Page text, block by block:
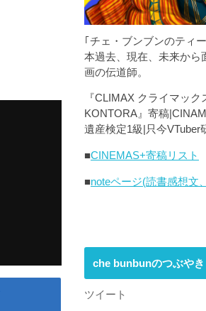
｢チェ・ブンブンのティ
本過去、現在、未来から
画の伝道師。
『CLIMAX クライマッ
KONTORA』寄稿
遺産検定1級|只今VTuber
■CINEMAS+寄稿リスト
■noteページ(読書感想文
che bunbunのつぶやき
ツイート